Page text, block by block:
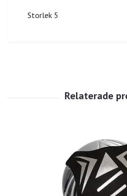
Storlek 5